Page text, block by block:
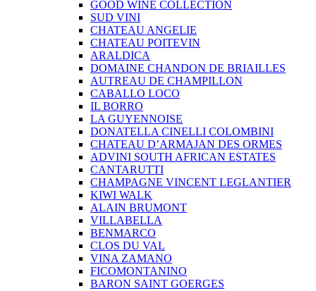
GOOD WINE COLLECTION
SUD VINI
CHATEAU ANGELIE
CHATEAU POITEVIN
ARALDICA
DOMAINE CHANDON DE BRIAILLES
AUTREAU DE CHAMPILLON
CABALLO LOCO
IL BORRO
LA GUYENNOISE
DONATELLA CINELLI COLOMBINI
CHATEAU D’ARMAJAN DES ORMES
ADVINI SOUTH AFRICAN ESTATES
CANTARUTTI
CHAMPAGNE VINCENT LEGLANTIER
KIWI WALK
ALAIN BRUMONT
VILLABELLA
BENMARCO
CLOS DU VAL
VINA ZAMANO
FICOMONTANINO
BARON SAINT GOERGES